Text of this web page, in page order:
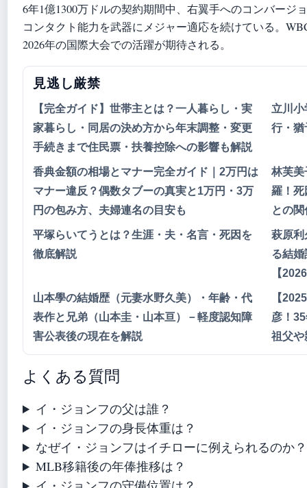
6年1億1300万ドルの契約期間中、右翼手へのコンバージ
コンタクト能力を武器にメジャー適応を続けている。
2026年の国際大会での活躍が期待される。
見逃し厳禁
【完全ガイド】世帯主とは？一人暮らし・実
家暮らし・同居の決め方から年末調整・変更
手続きまで住民票・扶養控除への影響も解説
立川
行・猶
香典金額の相場とマナー完全ガイド｜2万円は
マナー違反？偶数タブーの真実と1万円・3万
円の包み方、夫婦連名の目安も
林芙美
羅！死
との
平塚らいてうとは？生涯・夫・名言・死因を
徹底解説
萩原利
る結
【
山本學の結婚歴（元妻水野久美）・年齢・代
表作と兄弟（山本圭・山本亘）－軽度認知障
害公表後の現在を解説
【
彦！
祖父や
よくある質問
イ・ジョンフの父は誰？
イ・ジョンフの身長体重は？
なぜイ・ジョンフはイチローに例えられるのか？
MLB移籍後の年俸推移は？